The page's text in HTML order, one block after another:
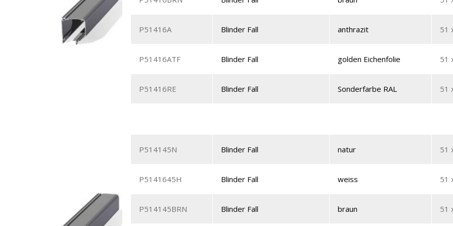
P51416A Blinder Fall anthrazit 51
P51416ATF Blinder Fall golden Eichenfolie 51
P51416RE Blinder Fall Sonderfarbe RAL 51
P514145N Blinder Fall natur 51
P5141645H Blinder Fall weiss 51
P514145BRN Blinder Fall braun 51